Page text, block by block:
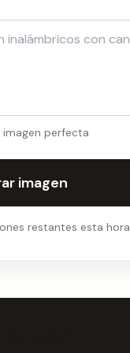
perfecta
imagen
restantes esta hora